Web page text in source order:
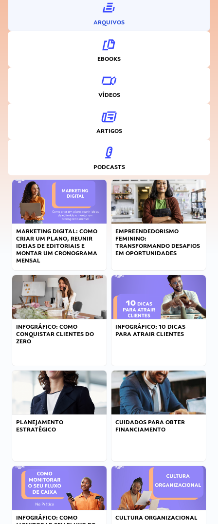
ARQUIVOS
EBOOKS
VÍDEOS
ARTIGOS
PODCASTS
MARKETING DIGITAL: COMO
CRIAR UM PLANO, REUNIR
IDEIAS DE EDITORIAIS E
MONTAR UM CRONOGRAMA
MENSAL
EMPREENDEDORISMO
FEMININO:
TRANSFORMANDO DESAFIOS
EM OPORTUNIDADES
INFOGRÁFICO: COMO
CONQUISTAR CLIENTES DO
ZERO
INFOGRÁFICO: 10 DICAS
PARA ATRAIR CLIENTES
PLANEJAMENTO
ESTRATÉGICO
CUIDADOS PARA OBTER
FINANCIAMENTO
INFOGRÁFICO: COMO
CULTURA ORGANIZACIONAL